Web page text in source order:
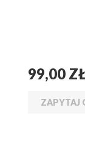
99,00
ZAPYTAJ